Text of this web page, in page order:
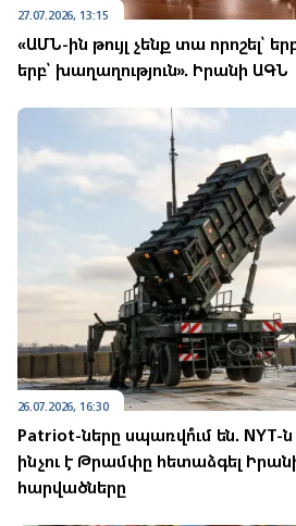
27.07.2026, 13:15
«ԱՄՆ-ին թույլ չենք տա որոշել՝
երբ՝ խաղաղություն». Իրանի ԱԳՆ
26.07.2026, 16:30
Patriot-ները սպառվո՞ւմ են.
ինչու է Թրամփը հետաձգել
հարվածները